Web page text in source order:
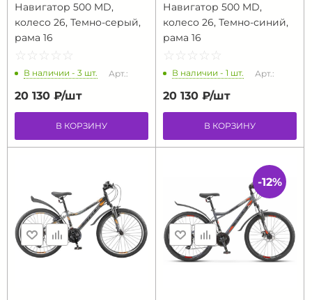
Навигатор 500 MD,
колесо 26, Темно-серый,
рама 16
☆ ☆ ☆ ☆ ☆
★ ★ ★ ★ ★
В наличии - 3 шт. Арт.:
20 130 ₽/шт
В КОРЗИНУ
Навигатор 500 MD,
колесо 26, Темно-синий,
рама 16
☆ ☆ ☆ ☆ ☆
★ ★ ★ ★ ★
В наличии - 1 шт. Арт.:
20 130 ₽/шт
В КОРЗИНУ
-12%